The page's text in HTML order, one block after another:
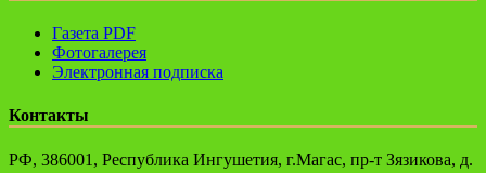
Газета PDF
Фотогалерея
Электронная подписка
Контакты
РФ, 386001, Республика Ингушетия, г.Магас, пр-т Зязикова, д.